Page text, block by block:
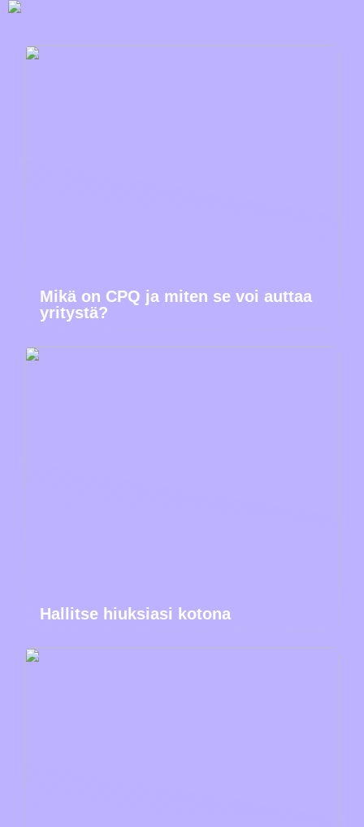
Mikä on CPQ ja miten se voi auttaa
yritystä?
Hallitse hiuksiasi kotona